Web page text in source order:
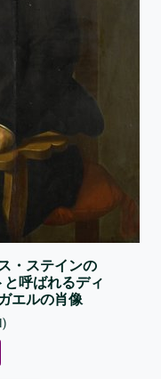
・ステインの
呼ばれるディ
エルの肖像